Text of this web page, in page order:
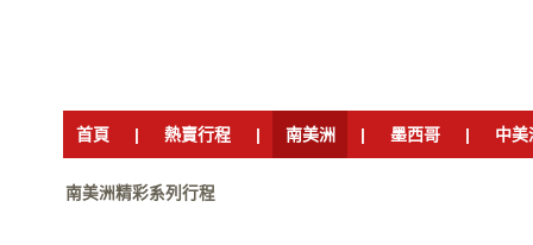
首頁 | 熱賣行程 | 南美洲 | 墨西哥 | 中美
南美洲精彩系列行程